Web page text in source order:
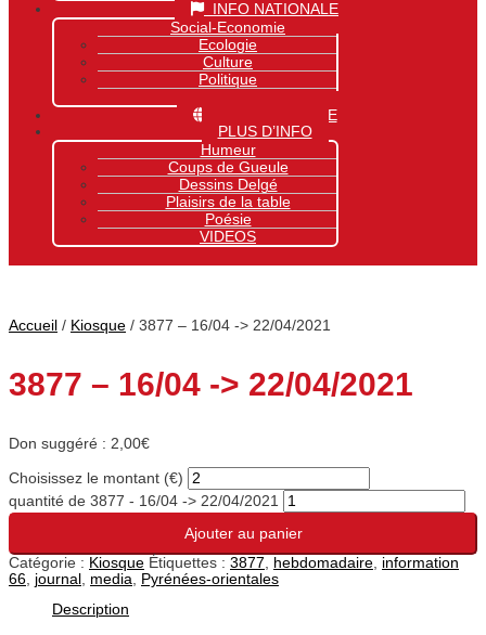
INFO NATIONALE
Social-Economie
Ecologie
Culture
Politique
INFO MONDIALE
PLUS D’INFO
Humeur
Coups de Gueule
Dessins Delgé
Plaisirs de la table
Poésie
VIDEOS
Accueil / Kiosque / 3877 – 16/04 -> 22/04/2021
3877 – 16/04 -> 22/04/2021
Don suggéré : 2,00€
Choisissez le montant (€)
quantité de 3877 - 16/04 -> 22/04/2021
Ajouter au panier
Catégorie : Kiosque Étiquettes : 3877 hebdomadaire information
66 journal media
Pyrénées-orientales
Description